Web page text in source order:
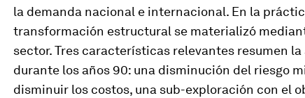
la demanda nacional e internacional. En la
transformación estructural se materializó
sector. Tres características relevantes resumen
durante los años 90: una disminución del riesgo
disminuir los costos, una sub-exploración con el